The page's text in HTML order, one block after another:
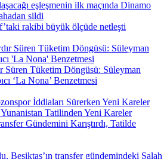
rakibi büyük ölçüde netleşti
Süren Tüketim Döngüsü: Süleyman
‘La Nona’ Benzetmesi
Gündemini Karıştırdı, Tatilde